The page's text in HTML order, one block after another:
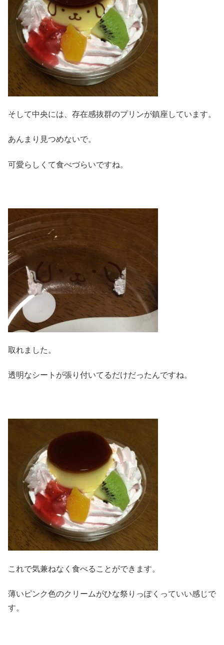
そして中央には、存在感抜群のプリンが鎮座しています。
あんまり見つめないで。
可愛らしくて食べづらいですね。
取れました。
透明なシートが張り付いてるだけだったんですね。
これで気兼ねなく食べることができます。
薄いピンク色のクリームがひな祭りっぽくっていい感じで
す。